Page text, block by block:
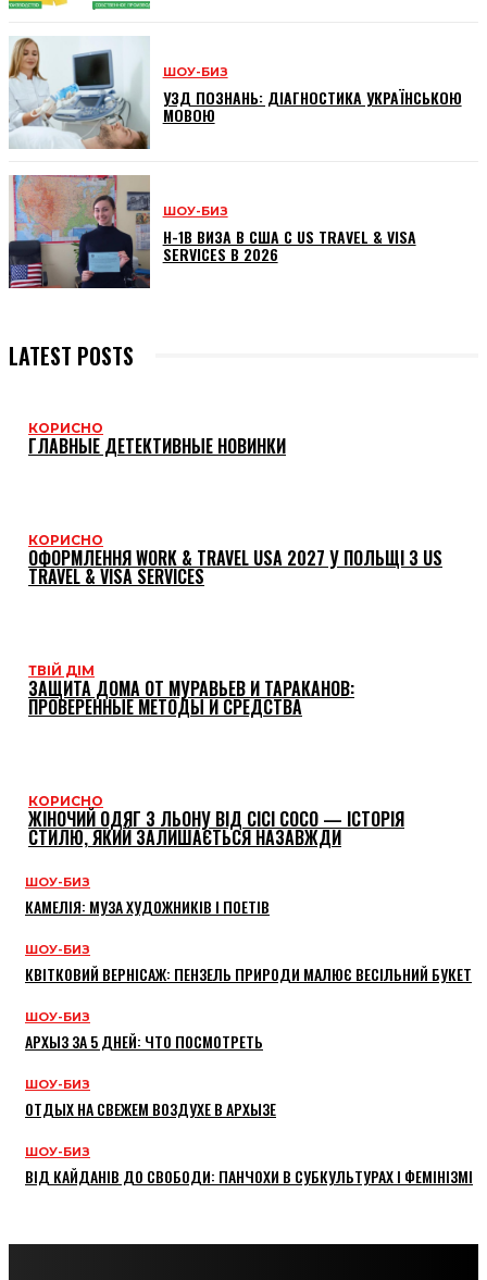
ШОУ-БИЗ
УЗД ПОЗНАНЬ: ДІАГНОСТИКА УКРАЇНСЬКОЮ
МОВОЮ
ШОУ-БИЗ
H-1B ВИЗА В США С US TRAVEL & VISA
SERVICES В 2026
LATEST POSTS
КОРИСНО
ГЛАВНЫЕ ДЕТЕКТИВНЫЕ НОВИНКИ
КОРИСНО
ОФОРМЛЕННЯ WORK & TRAVEL USA 2027 У ПОЛЬЩІ З US
TRAVEL & VISA SERVICES
ТВІЙ ДІМ
ЗАЩИТА ДОМА ОТ МУРАВЬЕВ И ТАРАКАНОВ:
ПРОВЕРЕННЫЕ МЕТОДЫ И СРЕДСТВА
КОРИСНО
ЖІНОЧИЙ ОДЯГ З ЛЬОНУ ВІД CICI COCO — ІСТОРІЯ
СТИЛЮ, ЯКИЙ ЗАЛИШАЄТЬСЯ НАЗАВЖДИ
ШОУ-БИЗ
КАМЕЛІЯ: МУЗА ХУДОЖНИКІВ І ПОЕТІВ
ШОУ-БИЗ
КВІТКОВИЙ ВЕРНІСАЖ: ПЕНЗЕЛЬ ПРИРОДИ МАЛЮЄ ВЕСІЛЬНИЙ БУКЕТ
ШОУ-БИЗ
АРХЫЗ ЗА 5 ДНЕЙ: ЧТО ПОСМОТРЕТЬ
ШОУ-БИЗ
ОТДЫХ НА СВЕЖЕМ ВОЗДУХЕ В АРХЫЗЕ
ШОУ-БИЗ
ВІД КАЙДАНІВ ДО СВОБОДИ: ПАНЧОХИ В СУБКУЛЬТУРАХ І ФЕМІНІЗМІ